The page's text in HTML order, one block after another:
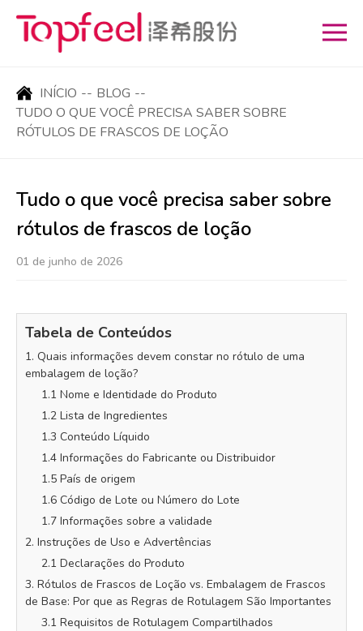
INÍCIO -- BLOG --
TUDO O QUE VOCÊ PRECISA SABER SOBRE
RÓTULOS DE FRASCOS DE LOÇÃO
Tudo o que você precisa saber sobre
rótulos de frascos de loção
01 de junho de 2026
Tabela de Conteúdos
1. Quais informações devem constar no rótulo de uma
embalagem de loção?
1.1 Nome e Identidade do Produto
1.2 Lista de Ingredientes
1.3 Conteúdo Líquido
1.4 Informações do Fabricante ou Distribuidor
1.5 País de origem
1.6 Código de Lote ou Número do Lote
1.7 Informações sobre a validade
2. Instruções de Uso e Advertências
2.1 Declarações do Produto
3. Rótulos de Frascos de Loção vs. Embalagem de Frascos
de Base: Por que as Regras de Rotulagem São Importantes
3.1 Requisitos de Rotulagem Compartilhados